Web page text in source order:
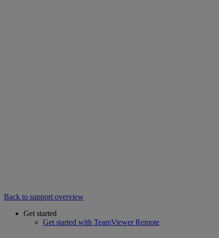
Back to support overview
Get started
Get started with TeamViewer Remote